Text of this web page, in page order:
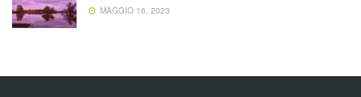
MAGGIO 16, 2023